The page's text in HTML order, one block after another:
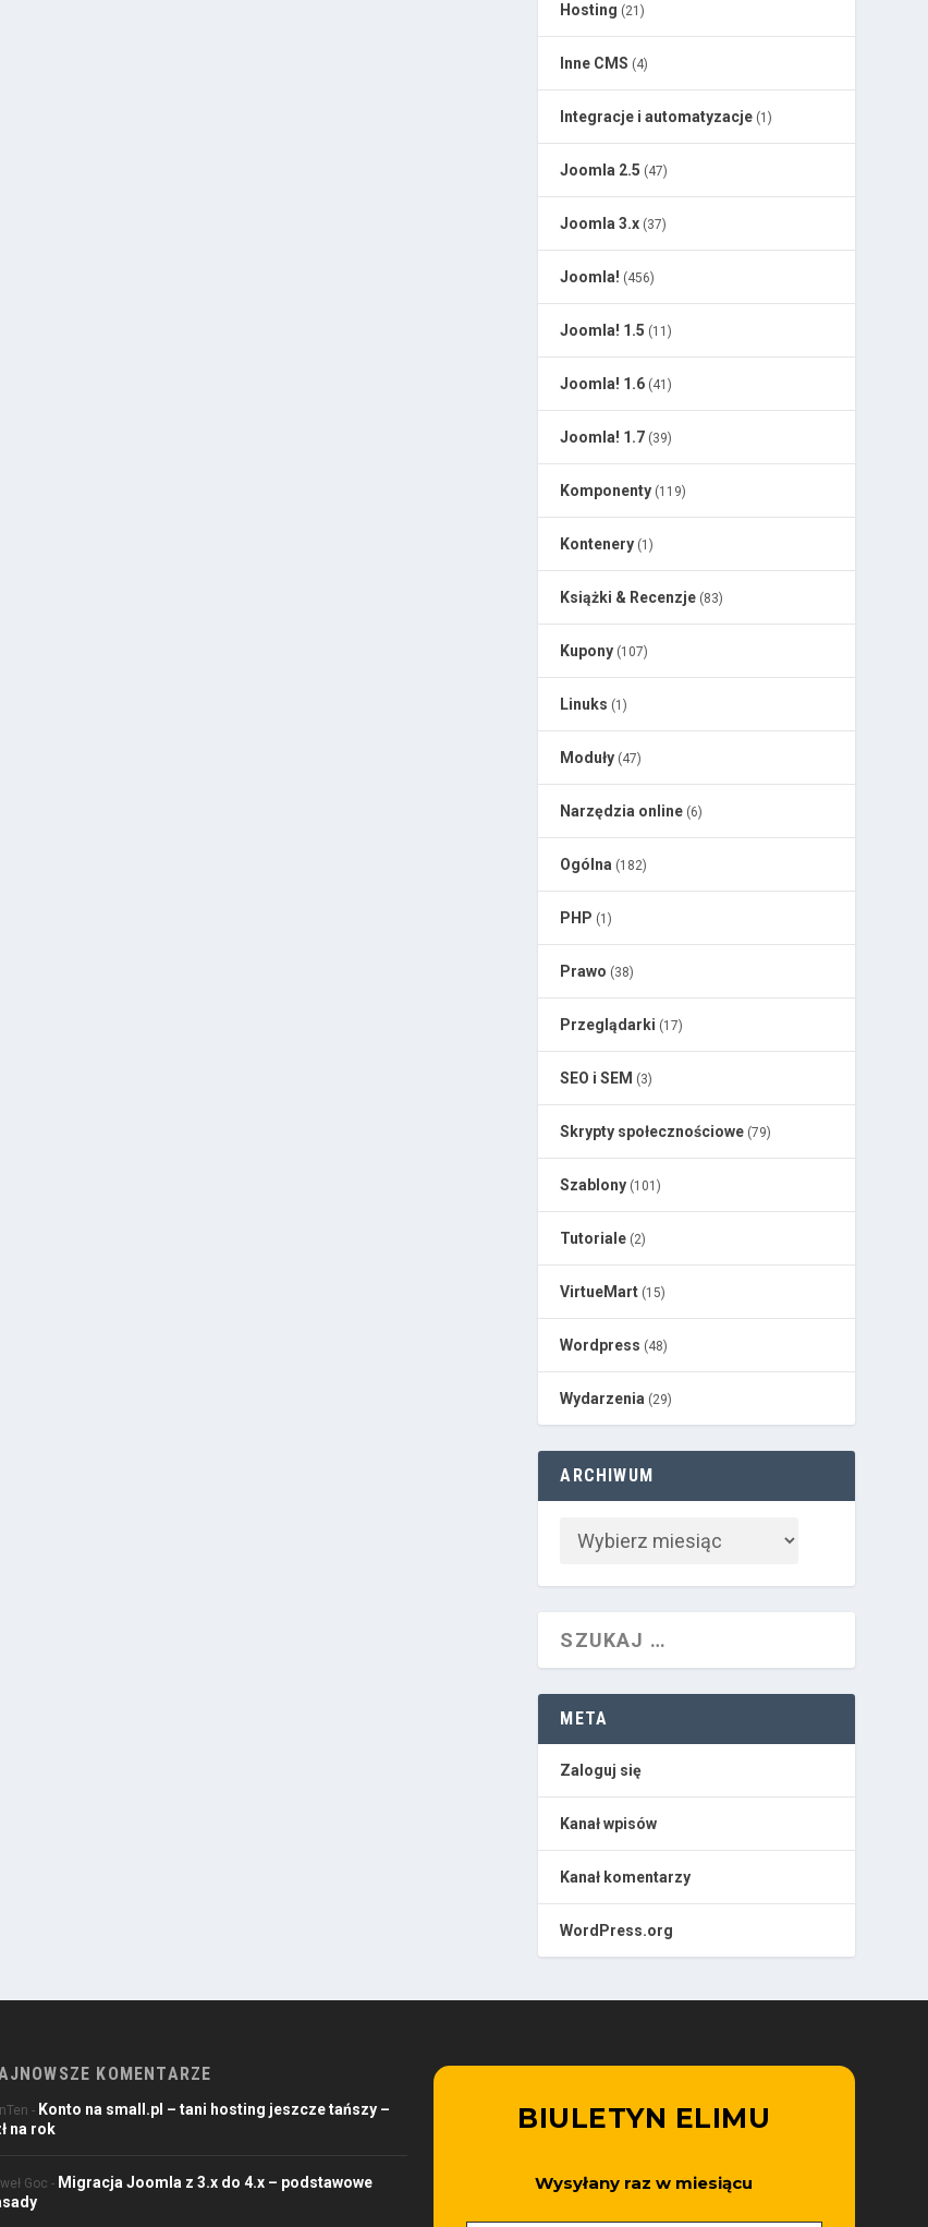
Hosting (21)
Inne CMS (4)
Integracje i automatyzacje (1)
Joomla 2.5 (47)
Joomla 3.x (37)
Joomla! (456)
Joomla! 1.5 (11)
Joomla! 1.6 (41)
Joomla! 1.7 (39)
Komponenty (119)
Kontenery (1)
Książki & Recenzje (83)
Kupony (107)
Linuks (1)
Moduły (47)
Narzędzia online (6)
Ogólna (182)
PHP (1)
Prawo (38)
Przeglądarki (17)
SEO i SEM (3)
Skrypty społecznościowe (79)
Szablony (101)
Tutoriale (2)
VirtueMart (15)
Wordpress (48)
Wydarzenia (29)
ARCHIWUM
META
Zaloguj się
Kanał wpisów
Kanał komentarzy
WordPress.org
KOMENTARZE
- Konto na small.pl – tani hosting jeszcze tańszy –
na rok
Goc - Migracja Joomla z 3.x do 4.x – podstawowe
BIULETYN ELIMU
Wysyłany raz w miesiącu